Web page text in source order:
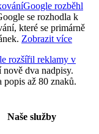
Google rozběhl
se rozhodla k
které se primárně
Zobrazit více
rozšířil reklamy v
dva nadpisy.
popis až 80 znaků.
Naše služby